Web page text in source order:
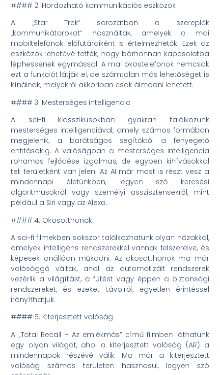
#### 2. Hordozható kommunikációs eszközök
A „Star Trek” sorozatban a szereplők
„kommunikátorokat” használtak, amelyek a mai
mobiltelefonok előfutáraiként is értelmezhetők. Ezek az
eszközök lehetővé tették, hogy bárhonnan kapcsolatba
léphessenek egymással. A mai okostelefonok nemcsak
ezt a funkciót látják el, de számtalan más lehetőséget is
kínálnak, melyekről akkoriban csak álmodni lehetett.
#### 3. Mesterséges intelligencia
A sci-fi klasszikusokban gyakran találkozunk
mesterséges intelligenciával, amely számos formában
megjelenik, a barátságos segítőktől a fenyegető
entitásokig. A valóságban a mesterséges intelligencia
rohamos fejlődése izgalmas, de egyben kihívásokkal
teli területként van jelen. Az AI már most is részt vesz a
mindennapi életünkben, legyen szó keresési
algoritmusokról vagy személyi asszisztensekről, mint
például a Siri vagy az Alexa.
#### 4. Okosotthonok
A sci-fi filmekben sokszor találkozhatunk olyan házakkal,
amelyek intelligens rendszerekkel vannak felszerelve, és
képesek önállóan működni. Az okosotthonok ma már
valósággá váltak, ahol az automatizált rendszerek
vezérlik a világítást, a fűtést vagy éppen a biztonsági
rendszereket, és ezeket távolról, egyetlen érintéssel
irányíthatjuk.
#### 5. Kiterjesztett valóság
A „Total Recall – Az emlékmás” című filmben láthatunk
egy olyan világot, ahol a kiterjesztett valóság (AR) a
mindennapok részévé válik. Ma már a kiterjesztett
valóság számos területen hasznosul, legyen szó